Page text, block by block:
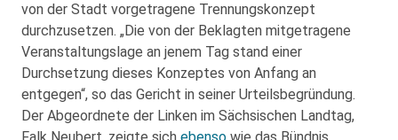
von der Stadt vorgetragene Trennungskonzept
durchzusetzen. „Die von der Beklagten mitgetragene
Veranstaltungslage an jenem Tag stand einer
Durchsetzung dieses Konzeptes von Anfang an
entgegen“, so das Gericht in seiner Urteilsbegründung.
Der Abgeordnete der Linken im Sächsischen Landtag,